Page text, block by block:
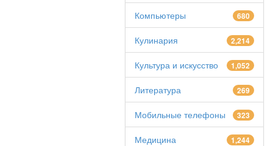
Компьютеры 680
Кулинария 2,214
Культура и искусство 1,052
Литература 269
Мобильные телефоны 323
Медицина 1,244